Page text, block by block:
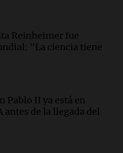
muere tras volcar
Famagüeya
a hombre con
en Rafaela durante
viernes
Reinheimer fue
"La ciencia tiene
Pablo II ya está en
antes de la llegada del